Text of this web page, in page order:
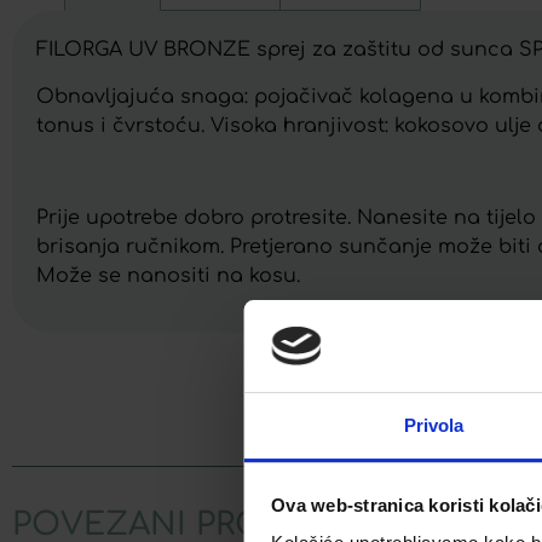
Privola
Ova web-stranica koristi
FILORGA UV BRONZE sprej za zaštitu od sunca
Obnavljajuća snaga: pojačivač kolagena u
tonus i čvrstoću. Visoka hranjivost: kokosovo
Prije upotrebe dobro protresite. Nanesite na
brisanja ručnikom. Pretjerano sunčanje može
Može se nanositi na kosu.
POVEZANI PROIZVODI